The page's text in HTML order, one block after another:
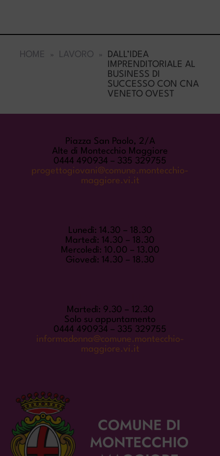
HOME LAVORO
DALL’IDEA
IMPRENDITORIALE AL
BUSINESS DI
SUCCESSO CON CNA
VENETO OVEST
Piazza San Paolo, 2/A
Alte di Montecchio Maggiore
0444 490934 – 335 329755
progettogiovani@comune.montecchio-
maggiore.vi.it
Lunedì: 14.30 – 18.30
Martedì: 14.30 – 18.30
Mercoledì: 10.00 – 13.00
Giovedì: 14.30 – 18.30
Martedì: 9.30 – 12.30
Solo su appuntamento
0444 490934 – 335 329755
informadonna@comune.montecchio-
maggiore.vi.it